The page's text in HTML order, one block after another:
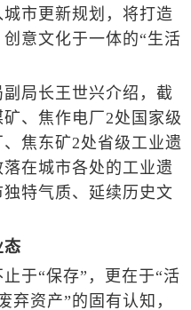
市更新规划，将打造
意文化于一体的“生活
局长王世兴介绍，截
、焦作电厂2处国家级
焦东矿2处省级工业遗
在城市各处的工业遗
特气质、延续历史文
态
于“保存”，更在于“活
弃资产”的固有认知，